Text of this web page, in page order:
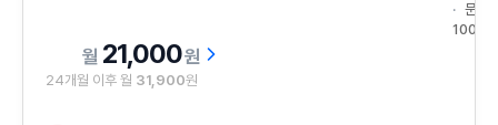
문자
100건
21,000원
24개월 이후 월 31,900원